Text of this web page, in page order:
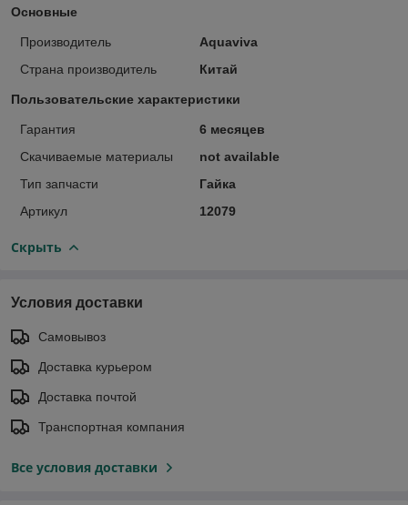
Основные
Производитель
Aquaviva
Страна производитель
Китай
Пользовательские характеристики
Гарантия
6 месяцев
Скачиваемые материалы
not available
Тип запчасти
Гайка
Артикул
12079
Скрыть
Условия доставки
Самовывоз
Доставка курьером
Доставка почтой
Транспортная компания
Все условия доставки